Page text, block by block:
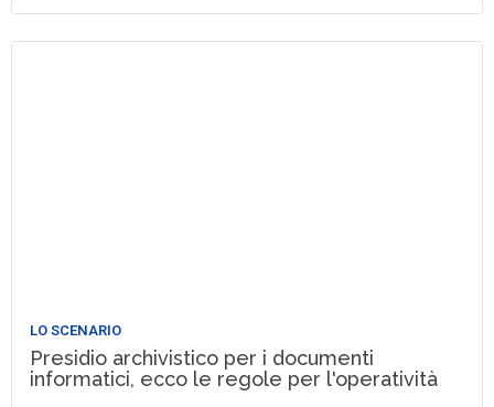
LO SCENARIO
Presidio archivistico per i documenti
informatici, ecco le regole per l'operatività